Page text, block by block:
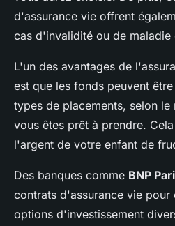
d'assurance vie offrent
cas d'invalidité ou de maladie
L'un des avantages de
est que les fonds peuvent
types de placements, selon le
vous êtes prêt à prendre.
l'argent de votre enfant de
Des banques comme BNP
contrats d'assurance vie pour
options d'investissement